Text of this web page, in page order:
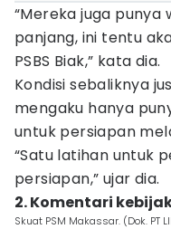
“Mereka juga punya
panjang, ini tentu
PSBS Biak,” kata dia.
Kondisi sebaliknya
mengaku hanya
untuk persiapan
“Satu latihan untuk
persiapan,” ujar dia.
2. Komentari
Skuat PSM Makassar. (Dok. PT